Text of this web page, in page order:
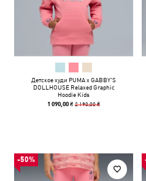
Детское худи PUMA x GABBY'S
DOLLHOUSE Relaxed Graphic
Hoodie Kids
1 090,00 ₴2 190,00 ₴
-50%